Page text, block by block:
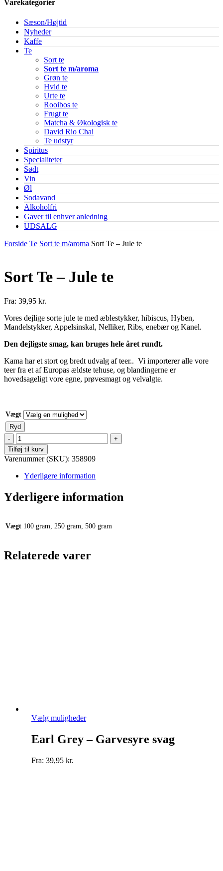
Varekategorier
Sæson/Højtid
Nyheder
Kaffe
Te
Sort te
Sort te m/aroma
Grøn te
Hvid te
Urte te
Rooibos te
Frugt te
Matcha & Økologisk te
David Rio Chai
Te udstyr
Spiritus
Specialiteter
Sødt
Vin
Øl
Sodavand
Alkoholfri
Gaver til enhver anledning
UDSALG
Forside Te Sort te m/aroma Sort Te – Jule te
Sort Te – Jule te
Fra: 39,95 kr.
Vores dejlige sorte jule te med æblestykker, hibiscus, Hyben,
Mandelstykker, Appelsinskal, Nelliker, Ribs, enebær og Kanel.
Den dejligste smag, kan bruges hele året rundt.
Kama har et stort og bredt udvalg af teer.. Vi importerer alle vore
teer fra et af Europas ældste tehuse, og blandingerne er
hovedsageligt vore egne, prøvesmagt og velvalgte.
Vægt
Ryd
Sort
Te
-
Jule
te
antal
Tilføj til kurv
Varenummer (SKU): 358909
Yderligere information
Yderligere information
Vægt 100 gram, 250 gram, 500 gram
Relaterede varer
Vælg mulighederDette
flere
Earl Grey – Garvesyre svag
Fra: 39,95 kr.